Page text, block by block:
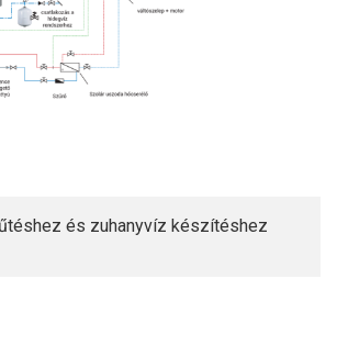
és zuhanyvíz készítéshez